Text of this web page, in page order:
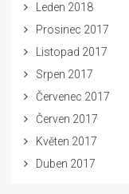
Leden 2018
Prosinec 2017
Listopad 2017
Srpen 2017
Červenec 2017
Červen 2017
Květen 2017
Duben 2017